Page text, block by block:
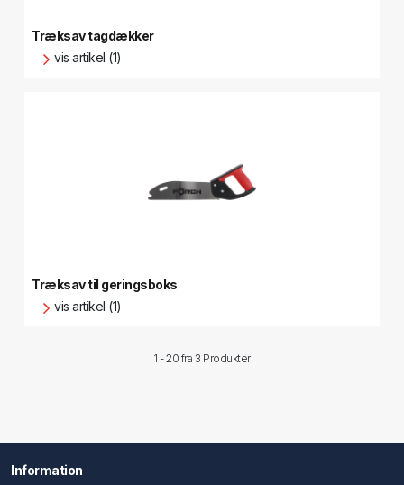
Træksav tagdækker
vis artikel (1)
Træksav til geringsboks
vis artikel (1)
1 - 20 fra 3 Produkter
Information